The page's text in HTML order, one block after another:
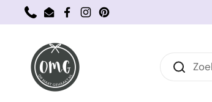
Ga naar content
PhoneEmailFacebook
Instagram
Pinterest